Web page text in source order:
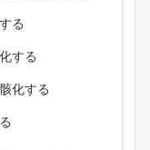
る
する
化する